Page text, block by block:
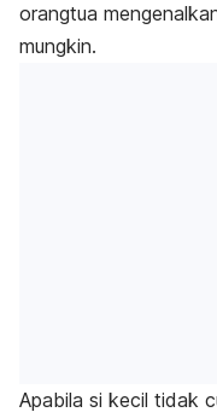
orangtua
mungkin.
Apabila si kecil tidak